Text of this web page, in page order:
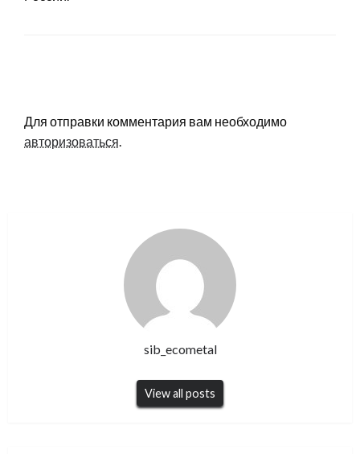
Для отправки комментария вам необходимо
авторизоваться.
sib_ecometal
View all posts